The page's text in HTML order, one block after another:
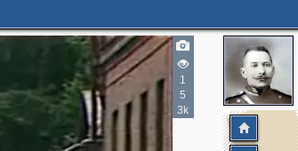
1
5
3k